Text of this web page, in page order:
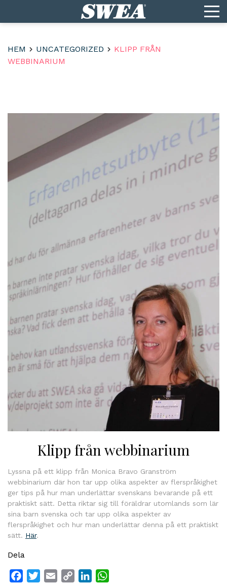
HEM UNCATEGORIZED
KLIPP FRÅN
WEBBINARIUM
Klipp från webbinarium
Lyssna på ett klipp från Monica Bravo Granström
webbinarium där hon tar upp olika aspekter av flerspråkighet
ger tips på hur man underlättar svenskans bevarande på ett
praktiskt sätt. Detta riktar sig till föräldrar utomlands som lär
sina barn svenska och tar upp olika aspekter av
flerspråkighet och hur man underlättar denna på ett praktiskt
sätt. Här.
Dela
FacebookTwitterEmail Copy
LinkedIn